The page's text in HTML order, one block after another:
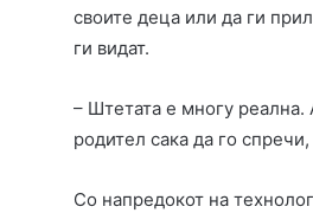
своите деца или да ги
ги видат.
– Штетата е многу реална.
родител сака да го
Со напредокот на